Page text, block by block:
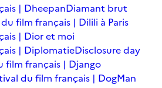
| DheepanDiamant brut
film français | Dilili à Paris
| Dior et moi
| DiplomatieDisclosure day
film français | Django
du film français | DogMan